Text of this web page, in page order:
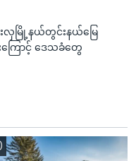
လှမြို့နယ်တွင်းနယ်မြေ
ကြောင့် ဒေသခံတွေ